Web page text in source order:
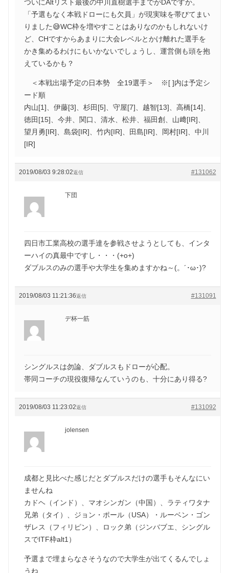
ついにAltリスト最後の中川直樹選手までがDAですか。
「予選もなく本戦ドローにも欠員」が現実味を帯びてまい
りました😅WC枠を増やすことはありなのかもしれないけ
ど、CHですからあまりに大会レベルとかけ離れた選手を
かき集めるわけにもいかないでしょうし、運営側も頭を抱
えているかも？
＜本戦出場予定の日本勢 全19選手＞ ※[ ]内は予定シ
ード順
内山[1]、伊藤[3]、杉田[5]、守屋[7]、越智[13]、高橋[14]、
徳田[15]、今井、関口、清水、松井、福田創、山﨑[IR]、
望月勇[IR]、島袋[IR]、竹内[IR]、田島[IR]、岡村[IR]、中川
[IR]
2019/08/03 9:28:02 #131062
返信
下団
四日市工業高校の選手達を参戦させようとしても、インタ
ーハイの真最中ですし・・・(+o+)
ダブルスのみの選手や大学生を集めますかね～(。´･ω･)?
2019/08/03 11:21:36 #131091
返信
デ杯一筋
シングルスは勿論、ダブルスもドローが心配。
帯同コーチの現役復帰なんていうのも、十分にあり得る?
2019/08/03 11:23:02 #131092
返信
jolensen
成都と見比べた感じだとダブルスだけの選手もそんなにい
ませんね
カドヘ（インド）、マオシンガン（中国）、ラティワタナ
兄弟（タイ）、ジョン・ポール（USA）・ルーベン・ゴン
ザレス（フィリピン）、ロック弟（ジンバブエ、シングル
スでITF枠alt1）
予選まで埋まらなさそうなので大学生が出てくるんでしょ
うね